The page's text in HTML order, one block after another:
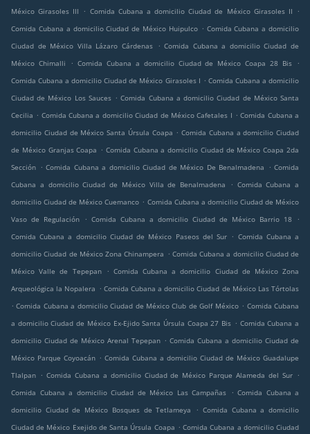
México Girasoles III
. Comida Cubana a domicilio Ciudad de México Girasoles II
.
Comida Cubana a domicilio Ciudad de México Huipulco . Comida Cubana a domicilio
Ciudad de México Villa Lázaro Cárdenas
. Comida Cubana a domicilio Ciudad de
México Chimalli
. Comida Cubana a domicilio Ciudad de México Coapa 28 Bis
.
Comida Cubana a domicilio Ciudad de México Girasoles I . Comida Cubana a domicilio
Ciudad de México Los Sauces . Comida Cubana a domicilio Ciudad de México Santa
Cecilia . Comida Cubana a domicilio Ciudad de México Cafetales I . Comida Cubana a
domicilio Ciudad de México Santa Úrsula Coapa . Comida Cubana a domicilio Ciudad
de México Granjas Coapa . Comida Cubana a domicilio Ciudad de México Coapa 2da
Sección . Comida Cubana a domicilio Ciudad de México De Benalmadena . Comida
Cubana a domicilio Ciudad de México Villa de Benalmadena
. Comida Cubana a
domicilio Ciudad de México Cuemanco . Comida Cubana a domicilio Ciudad de México
Vaso de Regulación
. Comida Cubana a domicilio Ciudad de México Barrio 18
.
Comida Cubana a domicilio Ciudad de México Paseos del Sur . Comida Cubana a
domicilio Ciudad de México Zona Chinampera . Comida Cubana a domicilio Ciudad de
México Valle de Tepepan
. Comida Cubana a domicilio Ciudad de México Zona
Arqueológica la Nopalera . Comida Cubana a domicilio Ciudad de México Las Tórtolas
. Comida Cubana a domicilio Ciudad de México Club de Golf México . Comida Cubana
a domicilio Ciudad de México Ex-Ejido Santa Úrsula Coapa 27 Bis . Comida Cubana a
domicilio Ciudad de México Arenal Tepepan . Comida Cubana a domicilio Ciudad de
México Parque Coyoacán . Comida Cubana a domicilio Ciudad de México Guadalupe
Tlalpan . Comida Cubana a domicilio Ciudad de México Parque Alameda del Sur .
Comida Cubana a domicilio Ciudad de México Las Campañas
. Comida Cubana a
domicilio Ciudad de México Bosques de Tetlameya
. Comida Cubana a domicilio
Ciudad de México Exejido de Santa Úrsula Coapa . Comida Cubana a domicilio Ciudad